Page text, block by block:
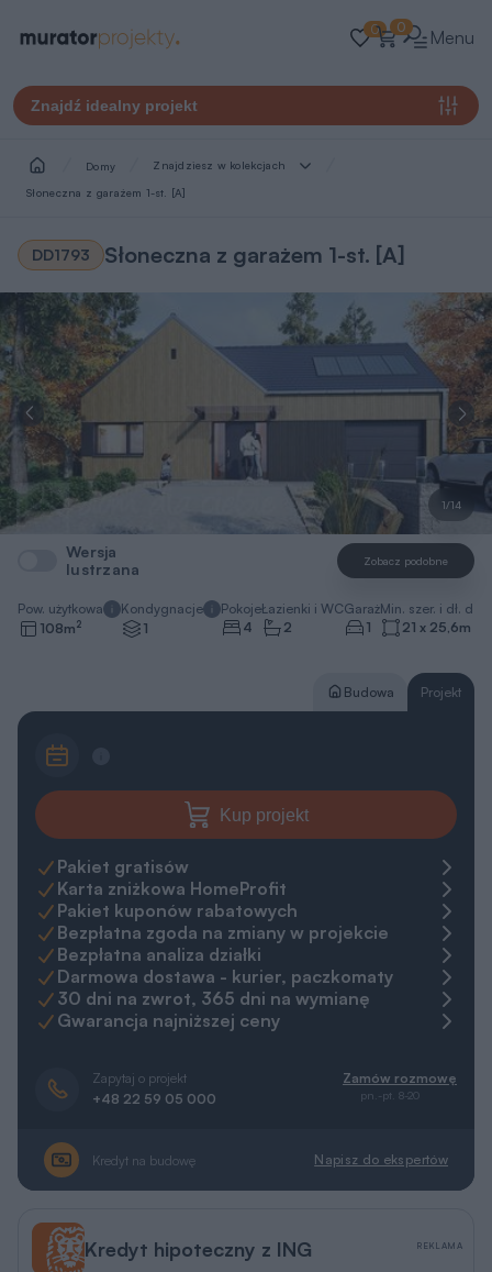
0 0 Menu
Znajdź idealny projekt
Domy Znajdziesz w kolekcjach
Słoneczna z garażem 1-st. [A]
DD1793 Słoneczna z garażem 1-st. [A]
1/14
Wersja
lustrzana
Zobacz podobne
Pow. użytkowa
108m2
Kondygnacje
1
Pokoje
4
Łazienki i WC
2
Garaż
1
Min. szer. i dł.
21 x 25,6m
Budowa Projekt
Kup projekt
Pakiet gratisów
Karta zniżkowa HomeProfit
Pakiet kuponów rabatowych
Bezpłatna zgoda na zmiany w projekcie
Bezpłatna analiza działki
Darmowa dostawa - kurier, paczkomaty
30 dni na zwrot, 365 dni na wymianę
Gwarancja najniższej ceny
Zapytaj o projekt
+48 22 59 05 000
Zamów rozmowę
pn.-pt. 8-20
Kredyt na budowę Napisz do ekspertów
Kredyt hipoteczny z ING REKLAMA